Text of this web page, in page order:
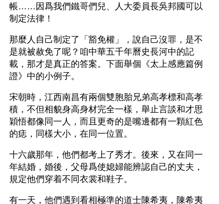
帳……因爲我們鐵哥們兒、人大委員長吳邦國可以
制定法律！
那麼人自己制定了「豁免權」，說自己沒罪，是不
是就被赦免了呢？咱中華五千年曆史長河中的記
載，那才是真正的答案。下面舉個《太上感應篇例
證》中的小例子。
宋朝時，江西南昌有兩個雙胞胎兄弟高孝標和高孝
積，不但相貌身高身材完全一樣，舉止言談和才思
穎悟都像同一人，而且更奇的是嘴邊都有一顆紅色
的痣，同樣大小，在同一位置。
十六歲那年，他們都考上了秀才。後來，又在同一
年結婚，婚後，父母爲使媳婦能辨認自己的丈夫，
規定他們穿着不同衣裳和鞋子。
有一天，他們遇到看相極準的道士陳希夷，陳希夷